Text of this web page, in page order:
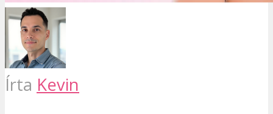
Írta Kevin